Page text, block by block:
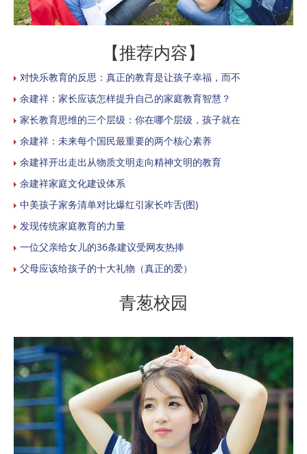
【推荐内容】
对快乐教育的反思：真正的教育是让孩子幸福，而不
余建祥：家长应该怎样提升自己的家庭教育智慧？
家长教育思维的三个层级：你在哪个层级，孩子就在
余建祥：未来每个国民最重要的两个核心素养
余建祥开出走出从物质文明走向精神文明的教育
余建祥家庭文化建设体系
中美孩子家务清单对比爆红引家长咋舌(图)
发现传统家庭教育的力量
一位父亲给女儿的36条建议受网友热捧
父母应该给孩子的十大礼物（真正的爱）
青葱校园